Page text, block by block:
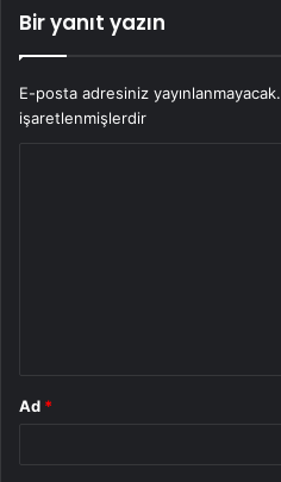
Bir yanıt yazın
E-posta adresiniz yayınlanmayacak.
işaretlenmişlerdir
Ad *